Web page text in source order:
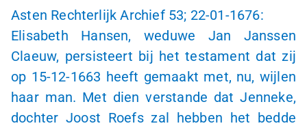
Asten Rechterlijk Archief 53; 22-01-1676:
Elisabeth Hansen, weduwe Jan Janssen
Claeuw, persisteert bij het testament dat zij
op 15-12-1663 heeft gemaakt met, nu, wijlen
haar man. Met dien verstande dat Jenneke,
dochter Joost Roefs zal hebben het bedde